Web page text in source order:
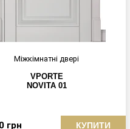
Міжкімнатні двері
VPORTE
NOVITA 01
грн КУПИТИ